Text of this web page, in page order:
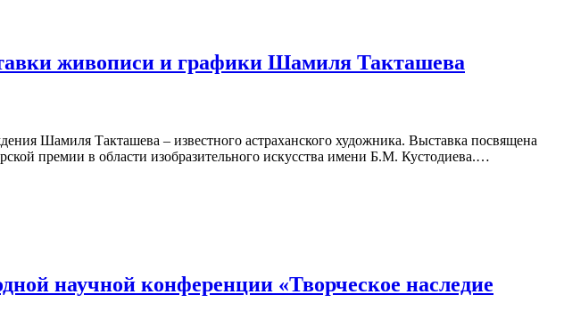
живописи и графики Шамиля Такташева
Шамиля Такташева – известного астраханского художника. Выставка посвящена
премии в области изобразительного искусства имени Б.М. Кустодиева.…
научной конференции «Творческое наследие